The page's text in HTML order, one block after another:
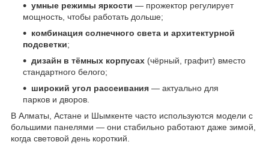
умные режимы яркости — прожектор регулирует
мощность, чтобы работать дольше;
комбинация солнечного света и архитектурной
подсветки;
дизайн в тёмных корпусах (чёрный, графит) вместо
стандартного белого;
широкий угол рассеивания — актуально для
парков и дворов.
В Алматы, Астане и Шымкенте часто используются модели с
большими панелями — они стабильно работают даже зимой,
когда световой день короткий.